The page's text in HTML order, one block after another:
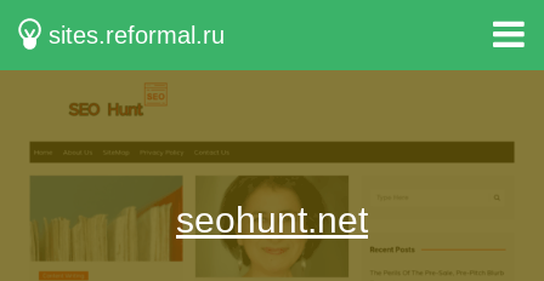
sites.reformal.ru
seohunt.net